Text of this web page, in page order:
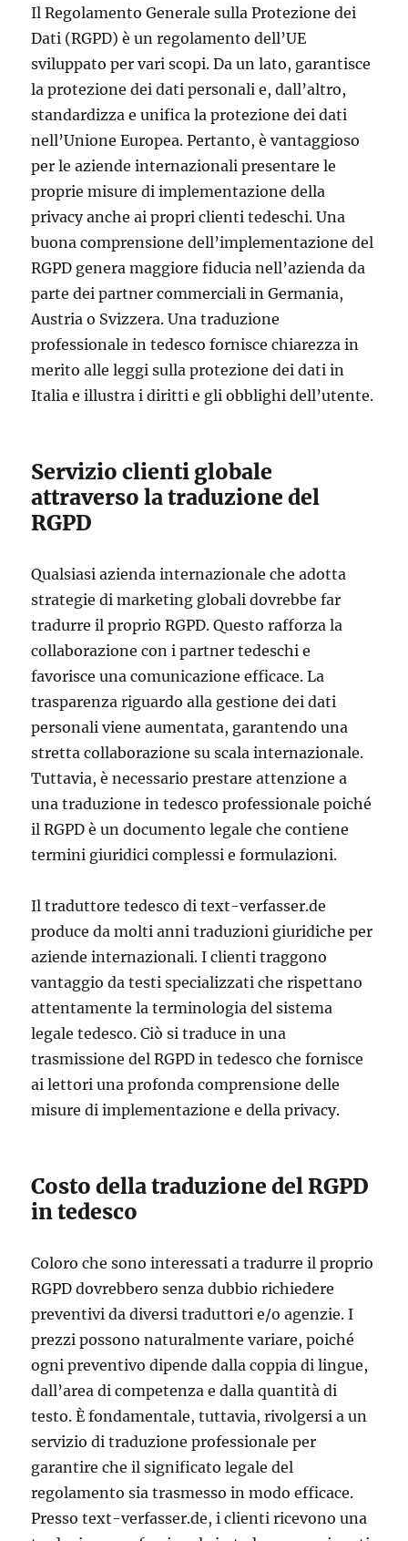
Il Regolamento Generale sulla Protezione dei
Dati (RGPD) è un regolamento dell’UE
sviluppato per vari scopi. Da un lato, garantisce
la protezione dei dati personali e, dall’altro,
standardizza e unifica la protezione dei dati
nell’Unione Europea. Pertanto, è vantaggioso
per le aziende internazionali presentare le
proprie misure di implementazione della
privacy anche ai propri clienti tedeschi. Una
buona comprensione dell’implementazione del
RGPD genera maggiore fiducia nell’azienda da
parte dei partner commerciali in Germania,
Austria o Svizzera. Una traduzione
professionale in tedesco fornisce chiarezza in
merito alle leggi sulla protezione dei dati in
Italia e illustra i diritti e gli obblighi dell’utente.
Servizio clienti globale
attraverso la traduzione del
RGPD
Qualsiasi azienda internazionale che adotta
strategie di marketing globali dovrebbe far
tradurre il proprio RGPD. Questo rafforza la
collaborazione con i partner tedeschi e
favorisce una comunicazione efficace. La
trasparenza riguardo alla gestione dei dati
personali viene aumentata, garantendo una
stretta collaborazione su scala internazionale.
Tuttavia, è necessario prestare attenzione a
una traduzione in tedesco professionale poiché
il RGPD è un documento legale che contiene
termini giuridici complessi e formulazioni.
Il traduttore tedesco di text-verfasser.de
produce da molti anni traduzioni giuridiche per
aziende internazionali. I clienti traggono
vantaggio da testi specializzati che rispettano
attentamente la terminologia del sistema
legale tedesco. Ciò si traduce in una
trasmissione del RGPD in tedesco che fornisce
ai lettori una profonda comprensione delle
misure di implementazione e della privacy.
Costo della traduzione del RGPD
in tedesco
Coloro che sono interessati a tradurre il proprio
RGPD dovrebbero senza dubbio richiedere
preventivi da diversi traduttori e/o agenzie. I
prezzi possono naturalmente variare, poiché
ogni preventivo dipende dalla coppia di lingue,
dall’area di competenza e dalla quantità di
testo. È fondamentale, tuttavia, rivolgersi a un
servizio di traduzione professionale per
garantire che il significato legale del
regolamento sia trasmesso in modo efficace.
Presso text-verfasser.de, i clienti ricevono una